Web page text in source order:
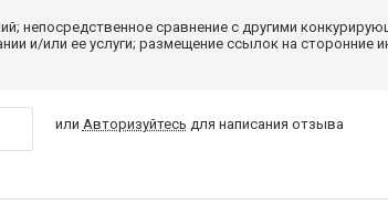
непосредственное сравнение с другими
и/или ее услуги; размещение ссылок на сторонние
или Авторизуйтесь для написания отзыва